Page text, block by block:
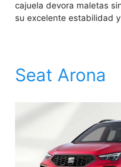
cajuela devora maletas
su excelente estabilidad
Seat Arona